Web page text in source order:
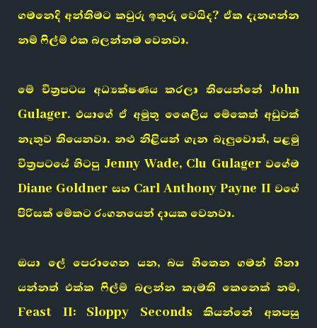
ගමනෙදි අන්තිමට කවුරු ඉතුරු වෙයිද? ඒක දැනගන්න
නම් ෆිල්ම් එක බලන්නම වෙනවා.
මේ චිත්‍රපටය අධ්‍යක්ෂණය කරලා තියෙන්නේ John
Gulager. එයාගේ ඒ අමුතු ශෛලිය මේකෙත් අඩුවක්
නැතුව තියෙනවා. නළු නිළියන් ගැන බැලුවොත්, පළමු
චිත්‍රපටයේ හිටපු Jenny Wade, Clu Gulager වගේම
Diane Goldner සහ Carl Anthony Payne II වගේ
පිරිසක් මේකට රංගනයෙන් දායක වෙනවා.
ඔයා ලේ පෙරාගෙන යන, බය හිතෙන ගමන් හිනා
යන්නත් එක්ක ෆිල්ම් බලන්න කැමති කෙනෙක් නම්,
Feast II: Sloppy Seconds කියන්නේ අතපසු